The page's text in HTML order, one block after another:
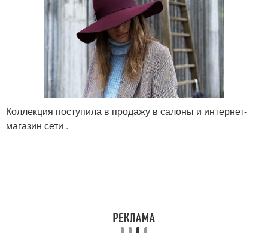
Коллекция поступила в продажу в салоны и интернет-
магазин сети .